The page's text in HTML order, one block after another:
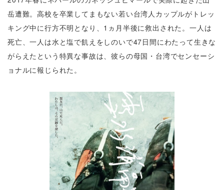
岳遭難。高校を卒業してまもない若い台湾人カップルがトレッ
キング中に行方不明となり、1ヵ月半後に救出された。一人は
死亡、一人は水と塩で飢えをしのいで47日間にわたって生きな
がらえたという特異な事故は、彼らの母国・台湾でセンセーシ
ョナルに報じられた。